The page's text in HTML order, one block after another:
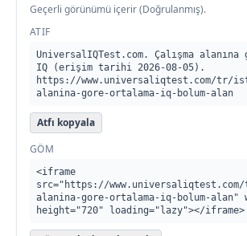
Geçerli görünümü içerir (Doğrulanmış).
ATIF
UniversalIQTest.com. Çalışma alanına
IQ (erişim tarihi 2026-08-05).
https://www.universaliqtest.com/tr/
alanina-gore-ortalama-iq-bolum-alan
Atfı kopyala
GÖM
<iframe
src="https://
alanina-gore-ortalama-iq-bolum-alan"
height="720" loading="lazy"></iframe>